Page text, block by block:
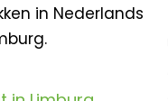
in Nederlands